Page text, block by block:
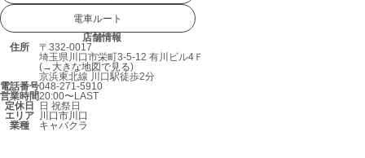
電車ルート
店舗情報
住所
〒332-0017
埼玉県川口市栄町3-5-12 有川ビル4Ｆ
(→ 大きな地図で見る)
京浜東北線 川口駅徒歩2分
電話番号048-271-5910
営業時間20:00〜LAST
定休日
日 祝祭日
エリア 川口市川口
業種
キャバクラ